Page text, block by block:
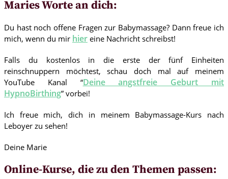
Maries Worte an dich:
Du hast noch offene Fragen zur Babymassage? Dann freue ich
mich, wenn du mir hier eine Nachricht schreibst!
Falls du kostenlos in die erste der fünf Einheiten
reinschnuppern möchtest, schau doch mal auf meinem
YouTube Kanal “Deine angstfreie Geburt mit
HypnoBirthing” vorbei!
Ich freue mich, dich in meinem Babymassage-Kurs nach
Leboyer zu sehen!
Deine Marie
Online-Kurse, die zu den Themen passen: